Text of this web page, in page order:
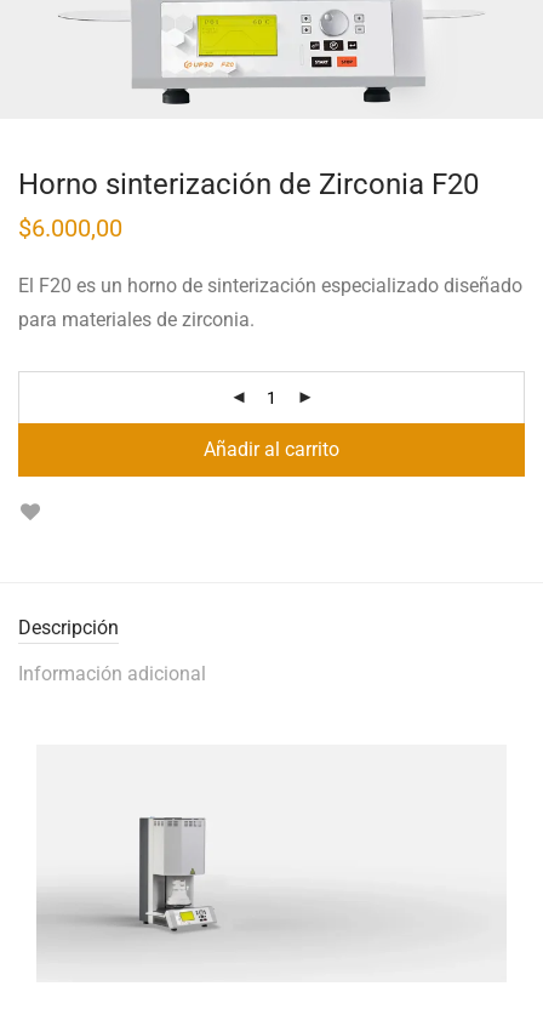
Horno sinterización de Zirconia F20
$6.000,00
El F20 es un horno de sinterización especializado diseñado
para materiales de zirconia.
Añadir al carrito
Descripción
Información adicional